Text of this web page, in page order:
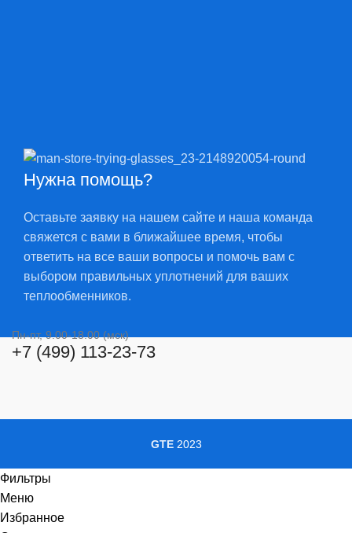
Нужна помощь?
Оставьте заявку на нашем сайте и наша команда
свяжется с вами в ближайшее время, чтобы
ответить на все ваши вопросы и помочь вам с
выбором правильных уплотнений для ваших
теплообменников.
Пн-пт, 9.00-18.00 (мск)
+7 (499) 113-23-73
GTE 2023
Фильтры
Меню
Избранное